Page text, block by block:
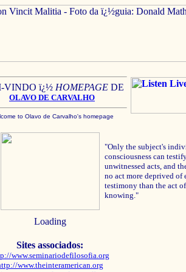
VINDO ï¿½ HOMEPAGE DE
OLAVO DE CARVALHO
to Olavo de Carvalho's homepage
"Only the subject's
consciousness can
unwitnessed acts, and
no act more deprived of
testimony than the act of
knowing."
Loading
Sites associados:
www.seminariodefilosofia.org
www.theinteramerican.org